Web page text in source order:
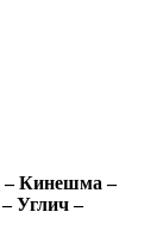
– Кинешма –
Углич –